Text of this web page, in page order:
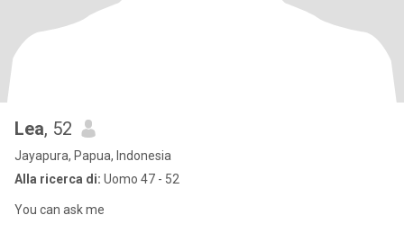
Lea, 52
Jayapura, Papua, Indonesia
Alla ricerca di: Uomo 47 - 52
You can ask me